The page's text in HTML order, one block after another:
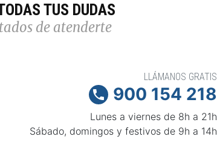
TUS DUDAS
de atenderte
LLÁMANOS GRATIS
 900 154 218
Lunes a viernes de 8h a 21h
Sábado, domingos y festivos de 9h a 14h